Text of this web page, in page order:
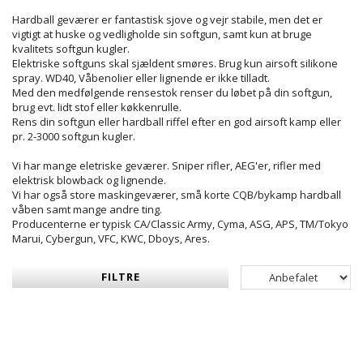
Hardball geværer er fantastisk sjove og vejr stabile, men det er
vigtigt at huske og vedligholde sin softgun, samt kun at bruge
kvalitets softgun kugler.
Elektriske softguns skal sjældent smøres. Brug kun airsoft silikone
spray. WD40, Våbenolier eller lignende er ikke tilladt.
Med den medfølgende rensestok renser du løbet på din softgun,
brug evt. lidt stof eller køkkenrulle.
Rens din softgun eller hardball riffel efter en god airsoft kamp eller
pr. 2-3000 softgun kugler.
Vi har mange eletriske geværer. Sniper rifler, AEG'er, rifler med
elektrisk blowback og lignende.
Vi har også store maskingeværer, små korte CQB/bykamp hardball
våben samt mange andre ting.
Producenterne er typisk CA/Classic Army, Cyma, ASG, APS, TM/Tokyo
Marui, Cybergun, VFC, KWC, Dboys, Ares.
FILTRE